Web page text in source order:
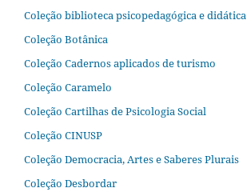
Coleção biblioteca psicopedagógica e didática
Coleção Botânica
Coleção Cadernos aplicados de turismo
Coleção Caramelo
Coleção Cartilhas de Psicologia Social
Coleção CINUSP
Coleção Democracia, Artes e Saberes Plurais
Coleção Desbordar